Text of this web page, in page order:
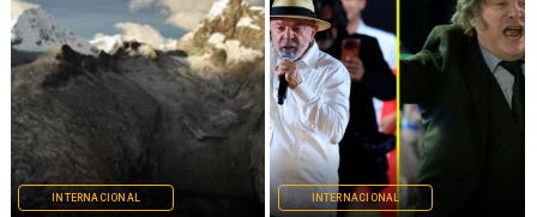
INTERNACIONAL INTERNACIONAL